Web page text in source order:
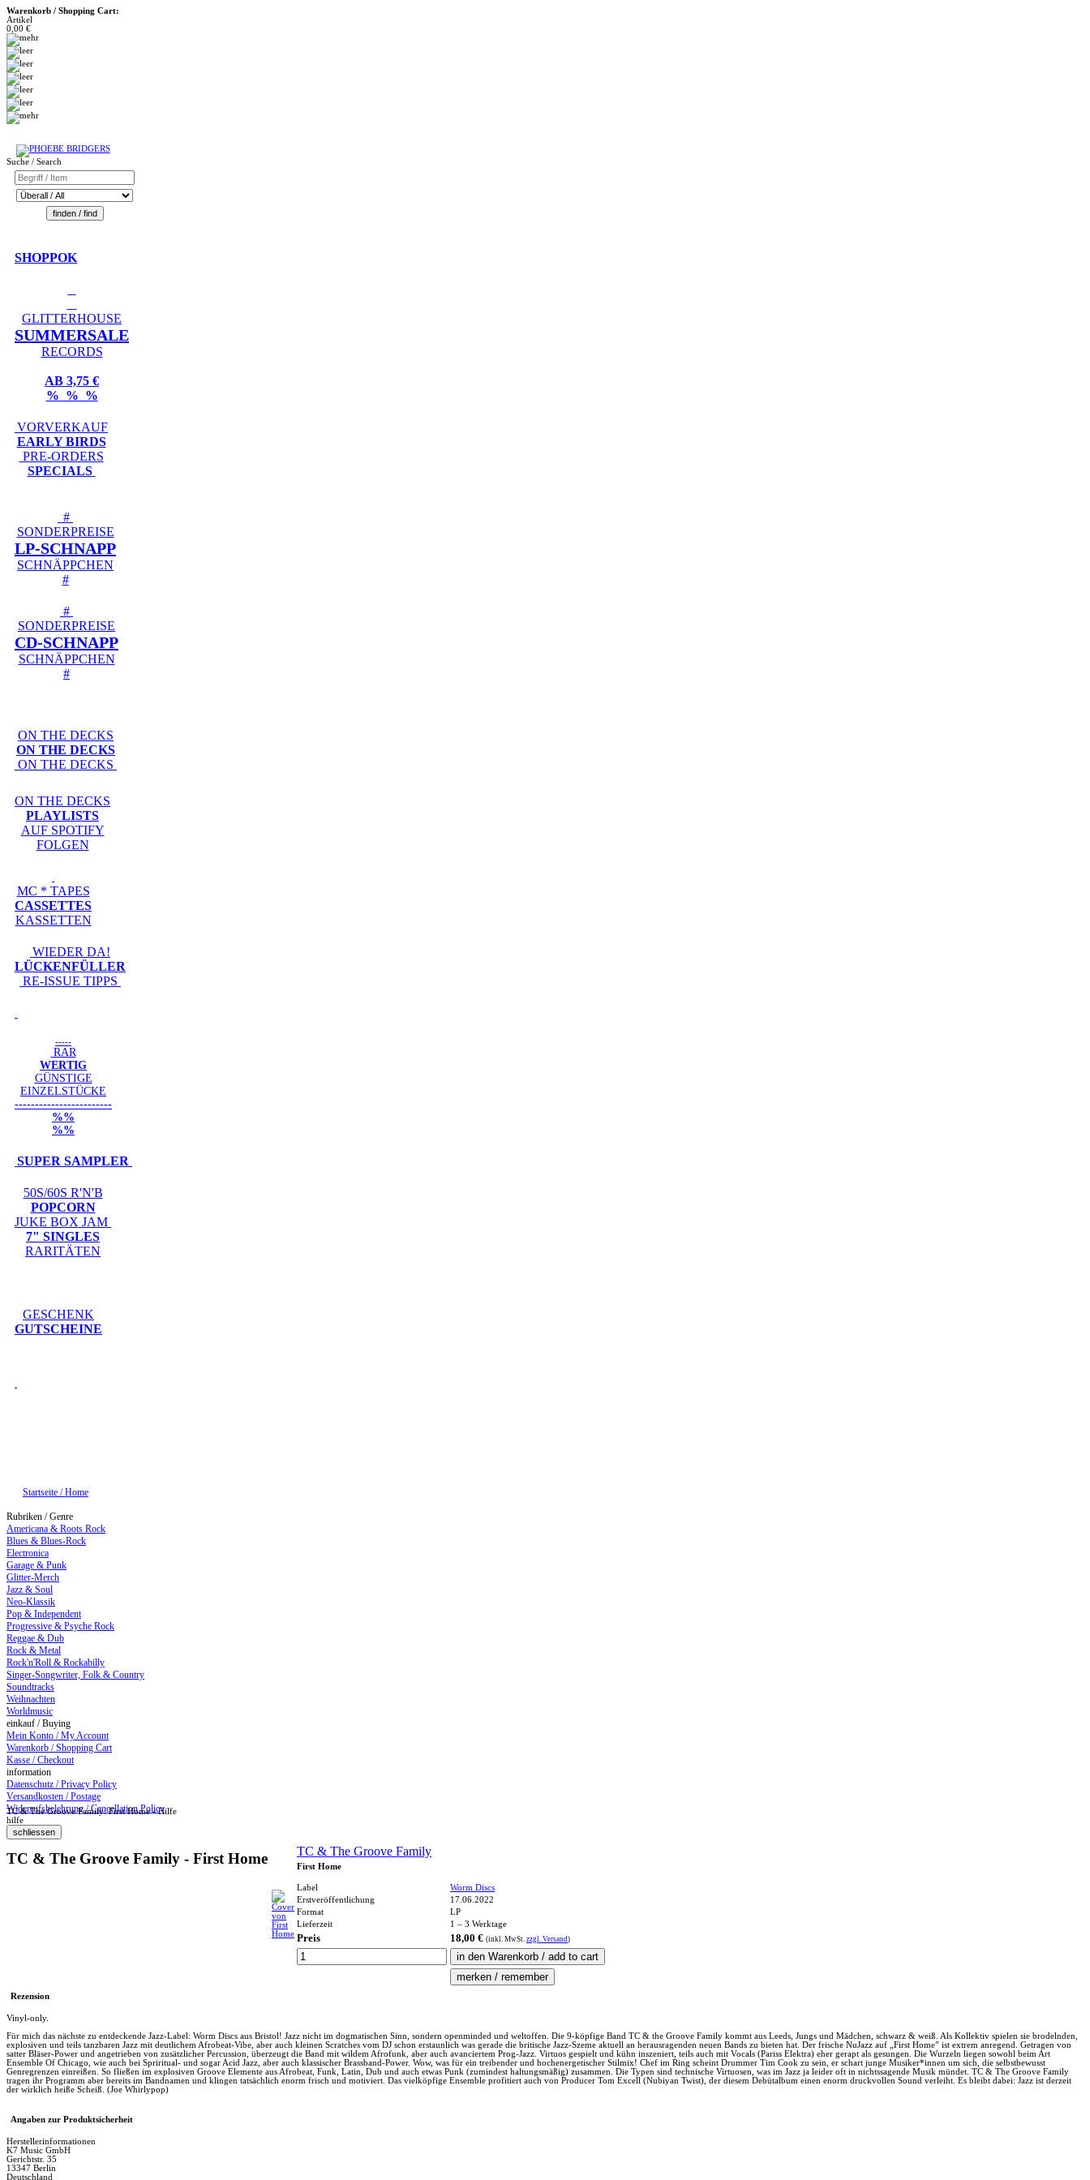
Warenkorb / Shopping Cart:
Artikel
0,00 €
Suche / Search
SHOPPOK
GLITTERHOUSE
SUMMERSALE
RECORDS
AB 3,75 €
% % %
VORVERKAUF
EARLY BIRDS
PRE-ORDERS
SPECIALS
#
SONDERPREISE
LP-SCHNAPP
SCHNÄPPCHEN
#
#
SONDERPREISE
CD-SCHNAPP
SCHNÄPPCHEN
#
ON THE DECKS
ON THE DECKS
ON THE DECKS
ON THE DECKS
PLAYLISTS
AUF SPOTIFY
FOLGEN
MC * TAPES
CASSETTES
KASSETTEN
WIEDER DA!
LÜCKENFÜLLER
RE-ISSUE TIPPS
-----
RAR
WERTIG
GÜNSTIGE
EINZELSTÜCKE
------------------------
%%
%%
SUPER SAMPLER
50S/60S R'N'B
POPCORN
JUKE BOX JAM
7" SINGLES
RARITÄTEN
GESCHENK
GUTSCHEINE
Startseite / Home
Rubriken / Genre
Americana & Roots Rock
Blues & Blues-Rock
Electronica
Garage & Punk
Glitter-Merch
Jazz & Soul
Neo-Klassik
Pop & Independent
Progressive & Psyche Rock
Reggae & Dub
Rock & Metal
Rock'n'Roll & Rockabilly
Singer-Songwriter, Folk & Country
Soundtracks
Weihnachten
Worldmusic
einkauf / Buying
Mein Konto / My Account
Warenkorb / Shopping Cart
Kasse / Checkout
information
Datenschutz / Privacy Policy
Versandkosten / Postage
Widerrufsbelehrung / Cancellation Policy
TC & The Groove Family: First Home - Hilfe
hilfe
TC & The Groove Family - First Home TC & The Groove Family
First Home
Label
Worm Discs
Erstveröffentlichung
17.06.2022
Format
LP
Lieferzeit
1 – 3 Werktage
Preis 18,00 € (inkl. MwSt. zzgl. Versand)
Rezension
Vinyl-only.
Für mich das nächste zu entdeckende Jazz-Label: Worm Discs aus Bristol! Jazz nicht im dogmatischen Sinn, sondern openminded und weltoffen. Die 9-köpfige Band TC & the Groove Family kommt aus Leeds, Jungs und Mädchen, schwarz & weiß. Als Kollektiv spielen sie brodelnden,
explosiven und teils tanzbaren Jazz mit deutlichem Afrobeat-Vibe, aber auch kleinen Scratches vom DJ schon erstaunlich was gerade die britische Jazz-Szeme aktuell an herausragenden neuen Bands zu bieten hat. Der frische NuJazz auf „First Home” ist extrem anregend. Getragen von
satter Bläser-Power und angetrieben von zusätzlicher Percussion, überzeugt die Band mit wildem Afrofunk, aber auch avanciertem Prog-Jazz. Virtuos gespielt und kühn inszeniert, teils auch mit Vocals (Pariss Elektra) eher gerapt als gesungen. Die Wurzeln liegen sowohl beim Art
Ensemble Of Chicago, wie auch bei Spriritual- und sogar Acid Jazz, aber auch klassischer Brassband-Power. Wow, was für ein treibender und hochenergetischer Stilmix! Chef im Ring scheint Drummer Tim Cook zu sein, er schart junge Musiker*innen um sich, die selbstbewusst
Genregrenzen einreißen. So fließen im explosiven Groove Elemente aus Afrobeat, Funk, Latin, Dub und auch etwas Punk (zumindest haltungsmäßig) zusammen. Die Typen sind technische Virtuosen, was im Jazz ja leider oft in nichtssagende Musik mündet. TC & The Groove Family
tragen ihr Programm aber bereits im Bandnamen und klingen tatsächlich enorm frisch und motiviert. Das vielköpfige Ensemble profitiert auch von Producer Tom Excell (Nubiyan Twist), der diesem Debütalbum einen enorm druckvollen Sound verleiht. Es bleibt dabei: Jazz ist derzeit
der wirklich heiße Scheiß. (Joe Whirlypop)
Angaben zur Produktsicherheit
Herstellerinformationen
K7 Music GmbH
Gerichtstr. 35
13347 Berlin
Deutschland